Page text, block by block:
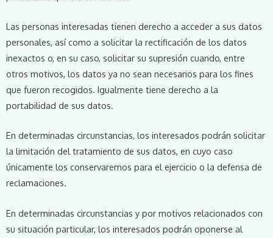
Las personas interesadas tienen derecho a acceder a sus datos
personales, así como a solicitar la rectificación de los datos
inexactos o, en su caso, solicitar su supresión cuando, entre
otros motivos, los datos ya no sean necesarios para los fines
que fueron recogidos. Igualmente tiene derecho a la
portabilidad de sus datos.
En determinadas circunstancias, los interesados podrán solicitar
la limitación del tratamiento de sus datos, en cuyo caso
únicamente los conservaremos para el ejercicio o la defensa de
reclamaciones.
En determinadas circunstancias y por motivos relacionados con
su situación particular, los interesados podrán oponerse al